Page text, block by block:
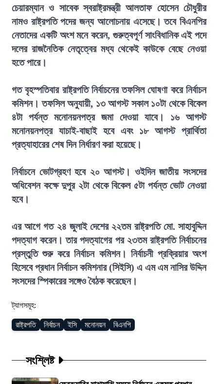
চেয়ারম্যান ও সাবেক স্বরাষ্ট্রমন্ত্রী আলতাফ হোসেন চৌধুরীর
নামও রাষ্ট্রপতি পদের জন্য আলোচনায় এসেছে। তবে বিএনপির
নেতাদের একটি অংশ মনে করেন, গুরুত্বপূর্ণ সাংবিধানিক এই পদে
দলের রাজনৈতিক নেতৃত্বের মধ্য থেকেই কাউকে বেছে নেওয়া
হতে পারে।
গত বৃহস্পতিবার রাষ্ট্রপতি নির্বাচনের তফসিল ঘোষণা করে নির্বাচন
কমিশন। তফসিল অনুযায়ী, ১৩ আগস্ট সকাল ১০টা থেকে বিকেল
৪টা পর্যন্ত মনোনয়নপত্র জমা দেওয়া যাবে। ১৬ আগস্ট
মনোনয়নপত্র যাচাই-বাছাই হবে এবং ১৮ আগস্ট প্রার্থিতা
প্রত্যাহারের শেষ দিন নির্ধারণ করা হয়েছে।
নির্বাচনে ভোটগ্রহণ হবে ২০ আগস্ট। ওইদিন জাতীয় সংসদের
অধিবেশন কক্ষে দুপুর ২টা থেকে বিকেল ৫টা পর্যন্ত ভোট নেওয়া
হবে।
এর আগে গত ২৪ জুলাই দেশের ২২তম রাষ্ট্রপতি মো. সাহাবুদ্দিন
পদত্যাগ করেন। তার পদত্যাগের পর ২৩তম রাষ্ট্রপতি নির্বাচনের
প্রস্তুতি শুরু করে নির্বাচন কমিশন। নির্বাচনী প্রক্রিয়ার অংশ
হিসেবে প্রধান নির্বাচন কমিশনার (সিইসি) এ এম এম নাসির উদ্দিন
সংসদের স্পিকারের সঙ্গেও বৈঠক করেছেন।
ট্যাগসমূহ:
রাষ্ট্রপতি নির্বাচন ইসি মনোনয়ন বিএনপি
সংশ্লিষ্ট